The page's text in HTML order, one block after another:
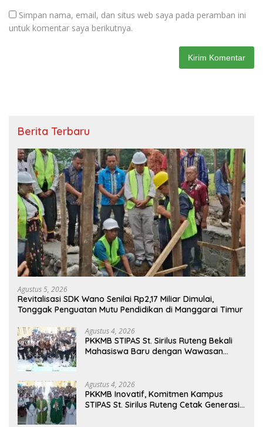
Simpan nama, email, dan situs web saya pada peramban ini
untuk komentar saya berikutnya.
Berita Terbaru
Agustus 5, 2026
Revitalisasi SDK Wano Senilai Rp2,17 Miliar Dimulai,
Tonggak Penguatan Mutu Pendidikan di Manggarai Timur
Agustus 4, 2026
PKKMB STIPAS St. Sirilus Ruteng Bekali
Mahasiswa Baru dengan Wawasan
Agustus 4, 2026
PKKMB Inovatif, Komitmen Kampus
STIPAS St. Sirilus Ruteng Cetak Generasi